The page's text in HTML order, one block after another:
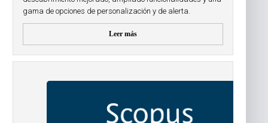
gama de opciones de personalización y de alerta.
Leer más